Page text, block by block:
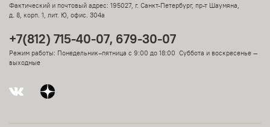
Фактический и почтовый адрес: 195027, г. Санкт-Петербург, пр-т Шаумяна,
д. 8, корп. 1, лит. Ю, офис. 304а
+7(812) 715-40-07, 679-30-07
Режим работы: Понедельник–пятница с 9:00 до 18:00 Суббота и воскресенье —
выходные